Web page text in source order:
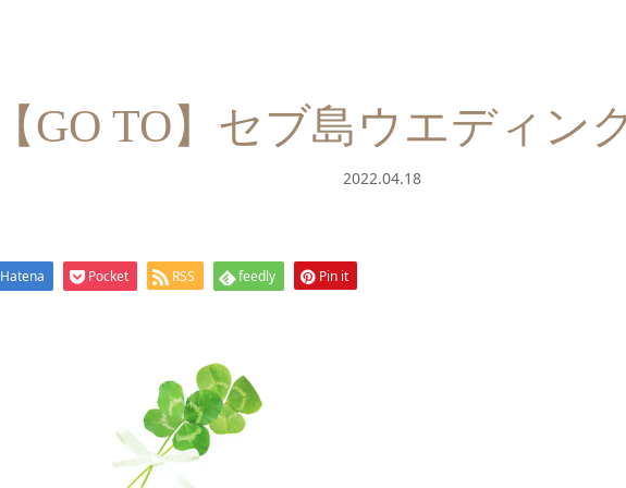
【GO TO】セブ島ウエディン
2022.04.18
Hatena Pocket RSS feedly Pin it